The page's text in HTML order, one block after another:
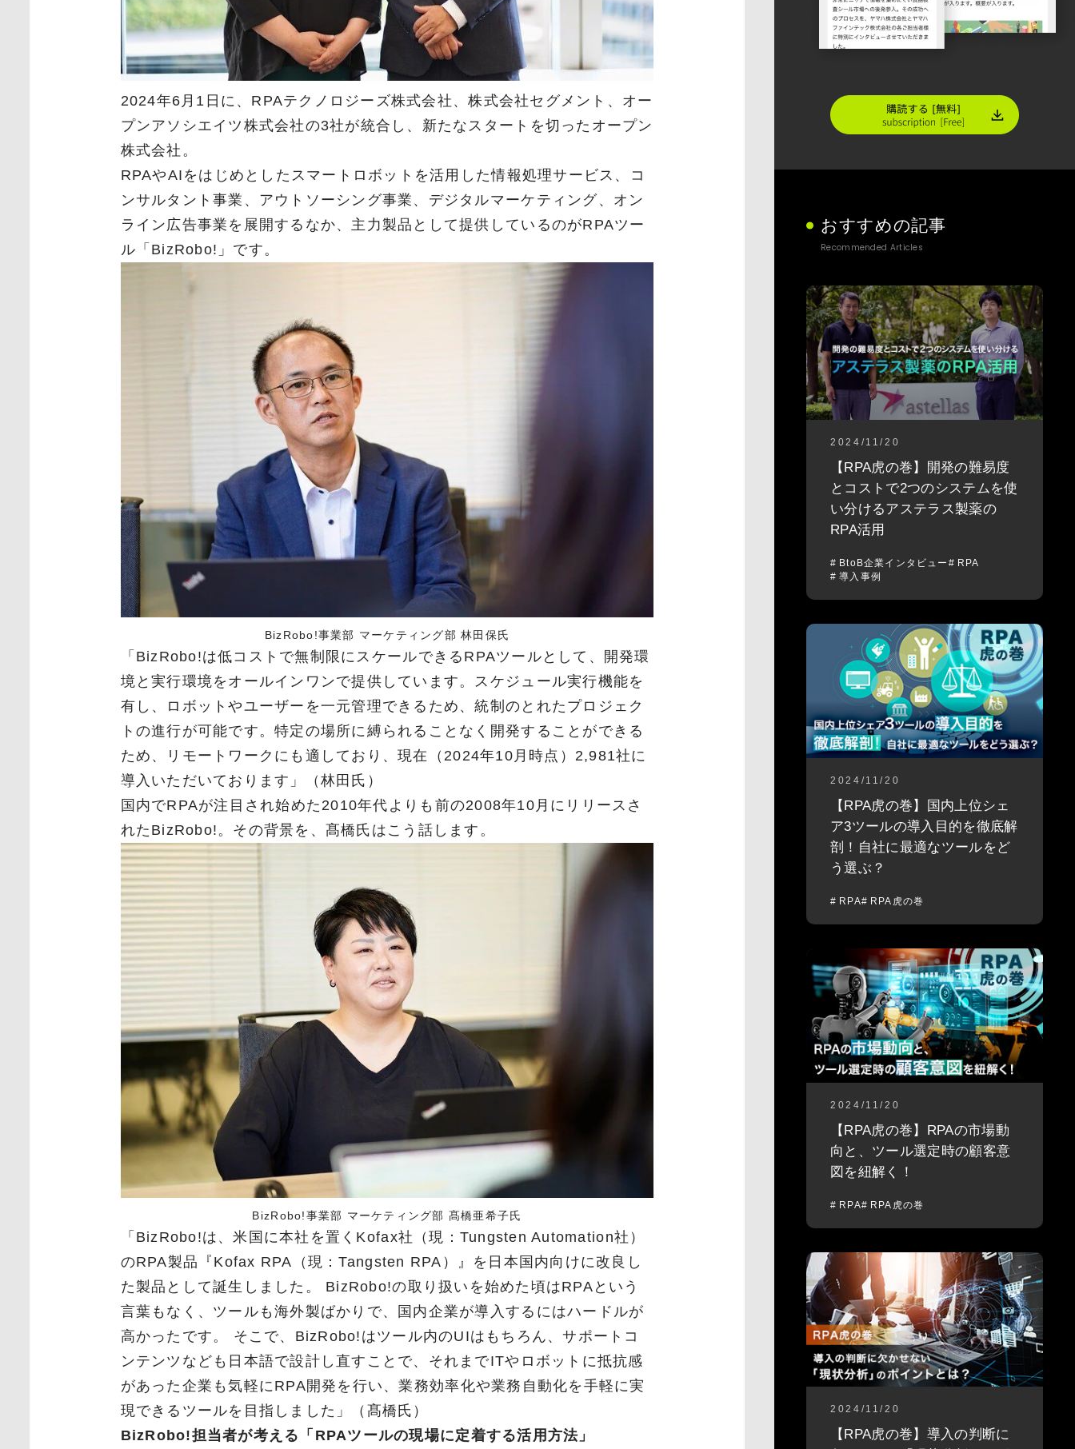
2024年6月1日に、RPAテクノロジーズ株式会社、株式会社セグメント、オー
プンアソシエイツ株式会社の3社が統合し、新たなスタートを切ったオープン
株式会社。
RPAやAIをはじめとしたスマートロボットを活用した情報処理サービス、コ
ンサルタント事業、アウトソーシング事業、デジタルマーケティング、オン
ライン広告事業を展開するなか、主力製品として提供しているのがRPAツー
ル「BizRobo!」です。
BizRobo!事業部 マーケティング部 林田保氏
「 BizRobo!は低コストで無制限にスケールできる RPAツールとして、開発環
境と実行環境をオールインワンで提供しています。スケジュール実行機能を
有し、ロボットやユーザーを一元管理できるため、統制のとれたプロジェク
トの進行が可能です。特定の場所に縛られることなく開発することができる
ため、リモートワークにも適しており、現在（ 2024年10月時点）2,981社に
導入いただいております」（林田氏）
国内でRPAが注目され始めた 2010年代よりも前の2008年10 月にリリースさ
れた BizRobo! 。その背景を、髙橋氏はこう話します。
BizRobo!事業部 マーケティング部 髙橋亜希子氏
「 BizRobo!は、米国に本社を置く Kofax社（現： Tungsten Automation社）
のRPA製品『 Kofax RPA （現：Tangsten RPA ）』を日本国内向けに改良し
た製品として誕生しました。
BizRobo!の取り扱いを始めた頃はRPA という
言葉もなく、ツールも海外製ばかりで、国内企業が導入するにはハードルが
高かったです。 そこで、 BizRobo! はツール内のUIはもちろん、サポートコ
ンテンツなども日本語で設計し直すことで、それまでITやロボットに抵抗感
があった企業も気軽にRPA開発を行い、業務効率化や業務自動化を手軽に実
現できるツールを目指しました」（髙橋氏）
BizRobo!担当者が考える「RPAツールの現場に定着する活用方法」
おすすめの記事
Recommended Articles
2024/11/20
【RPA虎の巻】開発の難易度
とコストで2つのシステムを使
い分けるアステラス製薬の
RPA活用
BtoB企業インタビュー
RPA
導入事例
2024/11/20
【RPA虎の巻】国内上位シェ
ア3ツールの導入目的を徹底解
剖！自社に最適なツールをど
う選ぶ？
RPA RPA虎の巻
2024/11/20
【RPA虎の巻】RPAの市場動
向と、ツール選定時の顧客意
図を紐解く！
RPA RPA虎の巻
2024/11/20
【RPA虎の巻】導入の判断に